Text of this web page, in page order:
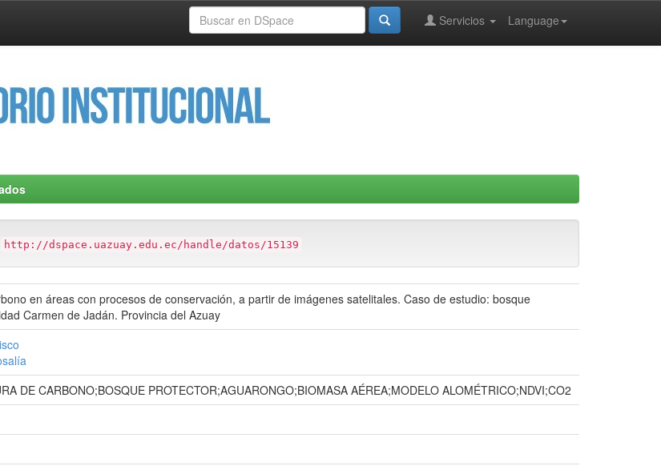
Language
Servicios
http://dspace.uazuay.edu.ec/handle/datos/15139
en áreas con procesos de conservación, a partir de imágenes satelitales. Caso de estudio: bosque
Carmen de Jadán. Provincia del Azuay
DE CARBONO;BOSQUE PROTECTOR;AGUARONGO;BIOMASA AÉREA;MODELO ALOMÉTRICO;NDVI;CO2